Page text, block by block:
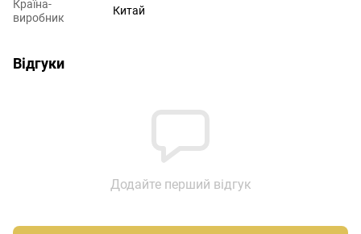
Країна-
виробник
Китай
Відгуки
Додайте перший відгук